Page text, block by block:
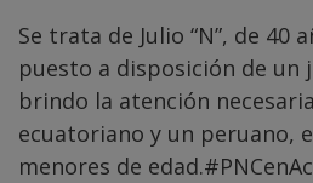
Se trata de Julio “N”, de 40
puesto a disposición de un
brindo la atención
ecuatoriano y un peruano,
menores de edad.